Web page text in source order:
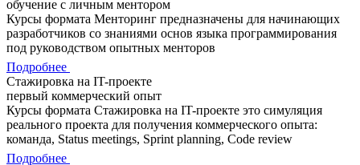
обучение с личным ментором
Курсы формата Менторинг предназначены для начинающих
разработчиков со знаниями основ языка программирования
под руководством опытных менторов
Подробнее
Стажировка на IT-проекте
первый коммерческий опыт
Курсы формата Стажировка на IT-проекте это симуляция
реального проекта для получения коммерческого опыта:
команда, Status meetings, Sprint planning, Code review
Подробнее